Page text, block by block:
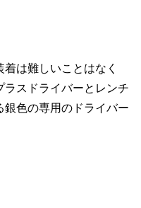
は難しいことはなく
スドライバーとレンチ
銀色の専用のドライバー